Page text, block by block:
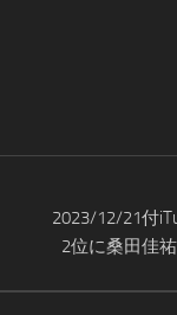
2023/12/21付
2位に桑田佳